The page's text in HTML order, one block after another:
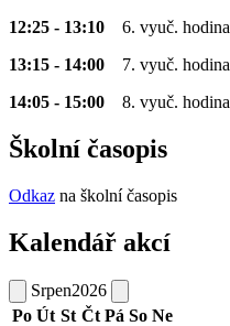
12:25 - 13:10 6. vyuč. hodina
13:15 - 14:00 7. vyuč. hodina
14:05 - 15:00 8. vyuč. hodina
Školní časopis
Odkaz na školní časopis
Kalendář akcí
Srpen2026
Po Út St Čt Pá So Ne